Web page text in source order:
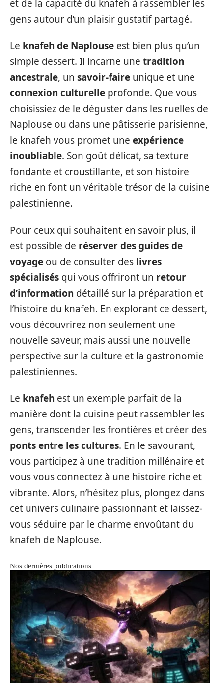
et de la capacité du knafeh à rassembler les
gens autour d’un plaisir gustatif partagé.
Le knafeh de Naplouse est bien plus qu’un
simple dessert. Il incarne une tradition
ancestrale, un savoir-faire unique et une
connexion culturelle profonde. Que vous
choisissiez de le déguster dans les ruelles de
Naplouse ou dans une pâtisserie parisienne,
le knafeh vous promet une expérience
inoubliable. Son goût délicat, sa texture
fondante et croustillante, et son histoire
riche en font un véritable trésor de la cuisine
palestinienne.
Pour ceux qui souhaitent en savoir plus, il
est possible de réserver des guides de
voyage ou de consulter des livres
spécialisés qui vous offriront un retour
d’information détaillé sur la préparation et
l’histoire du knafeh. En explorant ce dessert,
vous découvrirez non seulement une
nouvelle saveur, mais aussi une nouvelle
perspective sur la culture et la gastronomie
palestiniennes.
Le knafeh est un exemple parfait de la
manière dont la cuisine peut rassembler les
gens, transcender les frontières et créer des
ponts entre les cultures. En le savourant,
vous participez à une tradition millénaire et
vous vous connectez à une histoire riche et
vibrante. Alors, n’hésitez plus, plongez dans
cet univers culinaire passionnant et laissez-
vous séduire par le charme envoûtant du
knafeh de Naplouse.
Nos dernières publications